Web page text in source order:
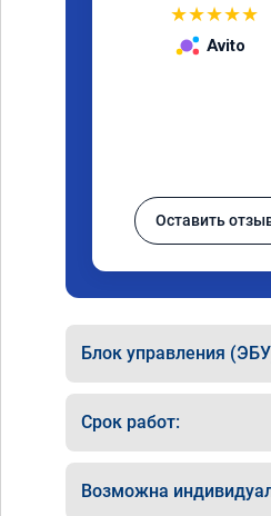
★★★★★
Avito
Оставить
Блок управления
Срок работ:
Возможна